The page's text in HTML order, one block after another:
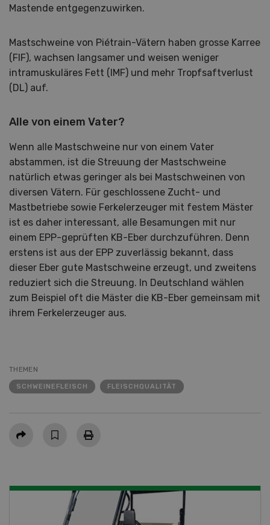
Mastende entgegenzuwirken.
Mastschweine von Piétrain-Vätern haben grosse Karree
(FlF), wachsen langsamer und weisen weniger
intramuskuläres Fett (IMF) und mehr Tropfsaftverlust
(DL) auf.
Alle von einem Vater?
Wenn alle Mastschweine nur von einem Vater
abstammen, ist die Streuung der Mastschweine
natürlich etwas geringer als bei Mastschweinen von
diversen Vätern. Für geschlossene Zucht- und
Mastbetriebe sowie Ferkelerzeuger mit festem Mäster
ist es daher interessant, alle Besamungen mit nur
einem EPP-geprüften KB-Eber durchzuführen. Denn
erstens ist aus der EPP zuverlässig bekannt, dass
dieser Eber gute Mastschweine erzeugt, und zweitens
reduziert sich die Streuung. In Deutschland wählen
zum Beispiel oft die Mäster die KB-Eber gemeinsam mit
ihrem Ferkelerzeuger aus.
THEMEN
SCHWEINEFLEISCH FLEISCHQUALITÄT
Teilen